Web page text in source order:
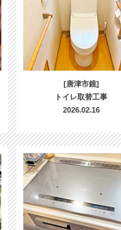
[唐津市鏡]
トイレ取替工事
2026.02.16